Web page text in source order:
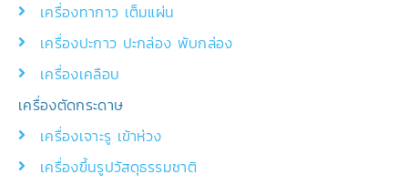
เครื่องทากาว เต็มแผ่น
เครื่องปะกาว ปะกล่อง พับกล่อง
เครื่องเคลือบ
เครื่องตัดกระดาษ
เครื่องเจาะรู เข้าห่วง
เครื่องขึ้นรูปวัสดุธรรมชาติ